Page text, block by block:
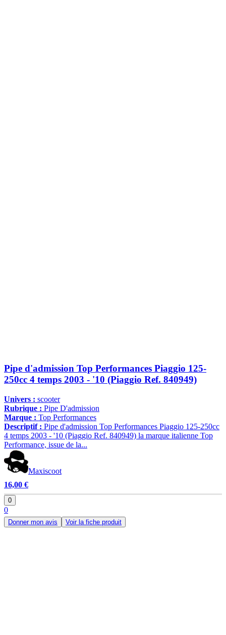
Pipe d'admission Top Performances Piaggio 125-
250cc 4 temps 2003 - '10 (Piaggio Ref. 840949)
Univers : scooter
Rubrique : Pipe D'admission
Marque : Top Performances
Descriptif : Pipe d'admission Top Performances Piaggio 125-250cc
4 temps 2003 - '10 (Piaggio Ref. 840949) la marque italienne Top
Performance, issue de la...
Maxiscoot
16,00 €
0
0
Donner mon avis Voir la fiche produit